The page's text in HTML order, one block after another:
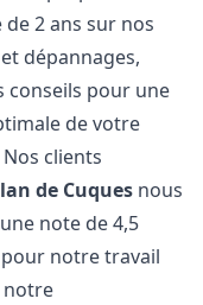
2 ans sur nos
dépannages,
conseils pour une
de votre
clients
de Cuques nous
note de 4,5
notre travail
notre